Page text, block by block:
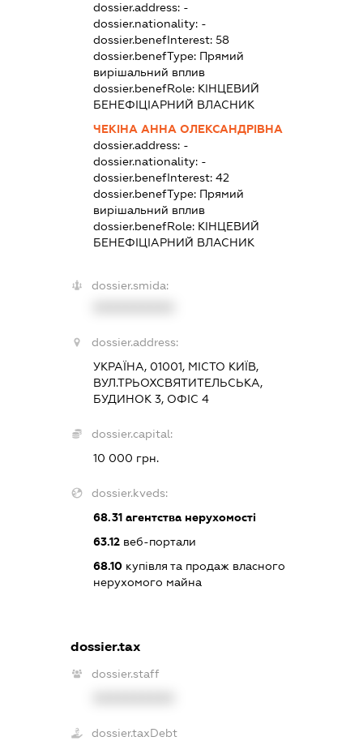
dossier.address: -
dossier.nationality: -
dossier.benefInterest:58
dossier.benefType: Прямий
вирішальний вплив
dossier.benefRole: КІНЦЕВИЙ
БЕНЕФІЦІАРНИЙ ВЛАСНИК
ЧЕКІНА АННА ОЛЕКСАНДРІВНА
dossier.address: -
dossier.nationality: -
dossier.benefInterest:42
dossier.benefType: Прямий
вирішальний вплив
dossier.benefRole: КІНЦЕВИЙ
БЕНЕФІЦІАРНИЙ ВЛАСНИК
dossier.smida:
dossier.address:
УКРАЇНА, 01001, МІСТО КИЇВ,
ВУЛ.ТРЬОХСВЯТИТЕЛЬСЬКА,
БУДИНОК 3, ОФІС 4
dossier.capital:
10 000 грн.
dossier.kveds:
68.31 агентства нерухомості
63.12 веб-портали
68.10 купівля та продаж власного
нерухомого майна
dossier.tax
dossier.staff
dossier.taxDebt